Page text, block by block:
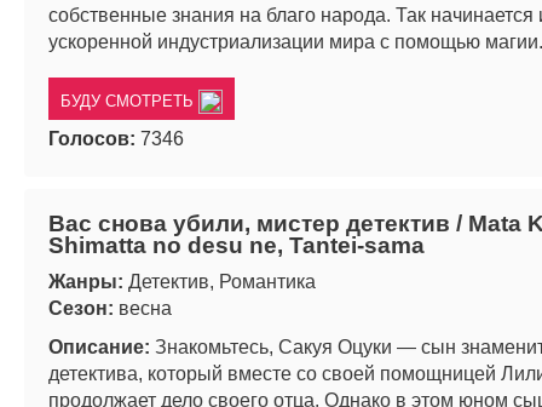
собственные знания на благо народа. Так начинается
ускоренной индустриализации мира с помощью магии.
БУДУ СМОТРЕТЬ
Голосов: 7346
Вас снова убили, мистер детектив / Mata
Shimatta no desu ne, Tantei-sama
Жанры: Детектив, Романтика
Сезон: весна
Описание: Знакомьтесь, Сакуя Оцуки — сын
детектива, который вместе со своей помощницей
продолжает дело своего отца. Однако в этом юном